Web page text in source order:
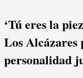
‘Tú eres la
Los Alcázares
personalidad